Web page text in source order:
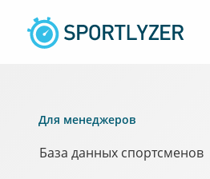
Для менеджеров
База данных спортсменов